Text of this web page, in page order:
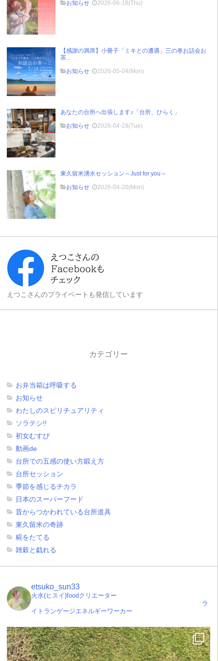
お知らせ
2026-06-18(Thu)
【感謝の満席】小冊子「ミキとの遭遇」三の巻お話会お
茶...
お知らせ
2026-05-04(Mon)
あなたの台所へ出張します♪「台所、ひらく」
お知らせ
2026-04-28(Tue)
東久留米湧水セッション～Just for you～
お知らせ
2026-04-20(Mon)
えつこさんのプライベートも発信しています
カテゴリー
お弁当箱は呼吸する
お知らせ
わたしのスピリチュアリティ
ソラテシ!!
初女むすび
動画de
台所での五感の使い方鍛え方
台所セッション
季節を感じるチカラ
日本のスーパーフード
昔からつかわれている台所道具
東久留米の奇跡
糀をたてる
雑穀と戯れる
etsuko_sun33
火水(ヒスイ)foodクリエーター
ラ
イトランゲージエネルギーワーカー